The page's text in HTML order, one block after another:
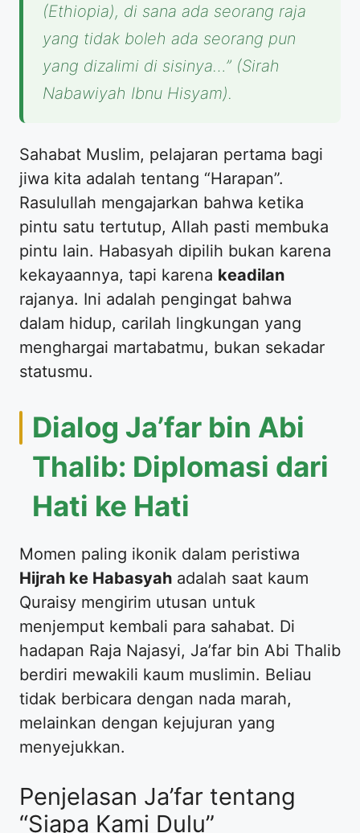
(Ethiopia), di sana ada seorang raja
yang tidak boleh ada seorang pun
yang dizalimi di sisinya…” (Sirah
Nabawiyah Ibnu Hisyam).
​Sahabat Muslim, pelajaran pertama bagi
jiwa kita adalah tentang “Harapan”.
Rasulullah mengajarkan bahwa ketika
pintu satu tertutup, Allah pasti membuka
pintu lain. Habasyah dipilih bukan karena
kekayaannya, tapi karena keadilan
rajanya. Ini adalah pengingat bahwa
dalam hidup, carilah lingkungan yang
menghargai martabatmu, bukan sekadar
statusmu.
​Dialog Ja’far bin Abi
Thalib: Diplomasi dari
Hati ke Hati
​Momen paling ikonik dalam peristiwa
Hijrah ke Habasyah adalah saat kaum
Quraisy mengirim utusan untuk
menjemput kembali para sahabat. Di
hadapan Raja Najasyi, Ja’far bin Abi Thalib
berdiri mewakili kaum muslimin. Beliau
tidak berbicara dengan nada marah,
melainkan dengan kejujuran yang
menyejukkan.
​Penjelasan Ja’far tentang
“Siapa Kami Dulu”